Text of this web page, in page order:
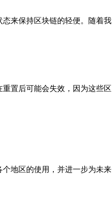
来保持区块链的轻便。随着我
置后可能会失效，因为这些区
地区的使用，并进一步为未来